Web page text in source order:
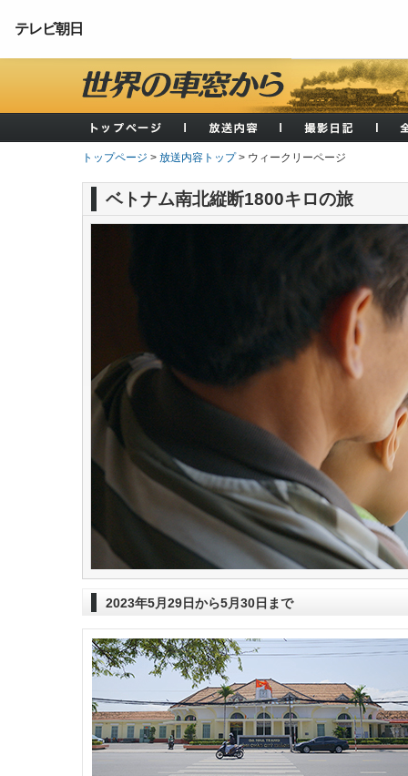
テレビ朝日
トップページ > 放送内容トップ> ウィークリーページ
ベトナム南北縦断1800キロの旅
2023年5月29日から5月30日まで